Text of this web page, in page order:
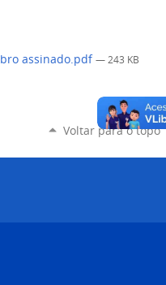
assinado.pdf — 243 KB
Voltar para o topo